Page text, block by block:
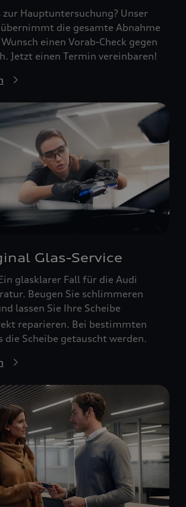
zur Hauptuntersuchung? Unser
übernimmt die gesamte Abnahme
einen Vorab-Check gegen
Jetzt einen Termin vereinbaren!
Glas-Service
glasklarer Fall für die Audi
Beugen Sie schlimmeren
lassen Sie Ihre Scheibe
reparieren. Bei bestimmten
die Scheibe getauscht werden.